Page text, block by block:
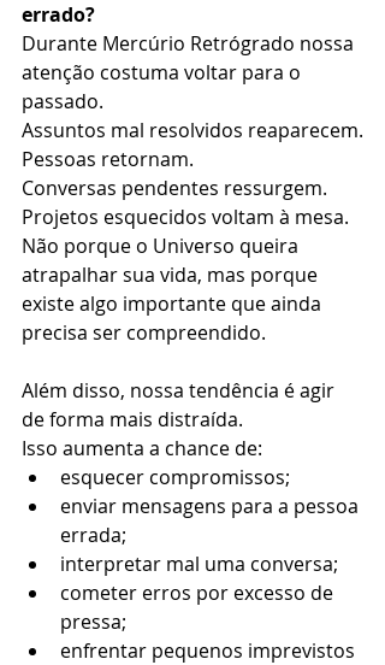
errado?
Durante Mercúrio Retrógrado nossa
atenção costuma voltar para o
passado.
Assuntos mal resolvidos reaparecem.
Pessoas retornam.
Conversas pendentes ressurgem.
Projetos esquecidos voltam à mesa.
Não porque o Universo queira
atrapalhar sua vida, mas porque
existe algo importante que ainda
precisa ser compreendido.
Além disso, nossa tendência é agir
de forma mais distraída.
Isso aumenta a chance de:
esquecer compromissos;
enviar mensagens para a pessoa
errada;
interpretar mal uma conversa;
cometer erros por excesso de
pressa;
enfrentar pequenos imprevistos